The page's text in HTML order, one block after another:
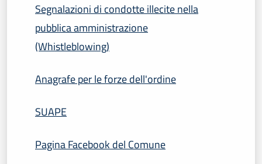
Segnalazioni di condotte illecite nella
pubblica amministrazione
(Whistleblowing)
Anagrafe per le forze dell'ordine
SUAPE
Pagina Facebook del Comune